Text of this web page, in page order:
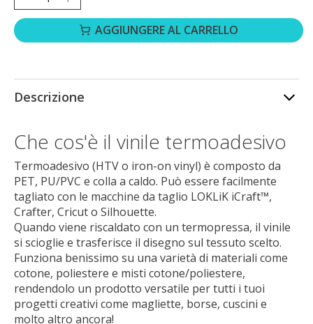
AGGIUNGERE AL CARRELLO
Descrizione
Che cos'è il vinile termoadesivo
Termoadesivo (HTV o iron-on vinyl) è composto da
PET, PU/PVC e colla a caldo. Può essere facilmente
tagliato con le macchine da taglio LOKLiK iCraft™,
Crafter, Cricut o Silhouette.
Quando viene riscaldato con un termopressa, il vinile
si scioglie e trasferisce il disegno sul tessuto scelto.
Funziona benissimo su una varietà di materiali come
cotone, poliestere e misti cotone/poliestere,
rendendolo un prodotto versatile per tutti i tuoi
progetti creativi come magliette, borse, cuscini e
molto altro ancora!